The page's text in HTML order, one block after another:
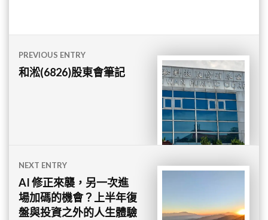
文
章
PREVIOUS ENTRY
和淞(6826)股東會筆記
NEXT ENTRY
AI 修正來襲，另一次進
場加碼的機會？上半年復
盤與投資之外的人生體驗